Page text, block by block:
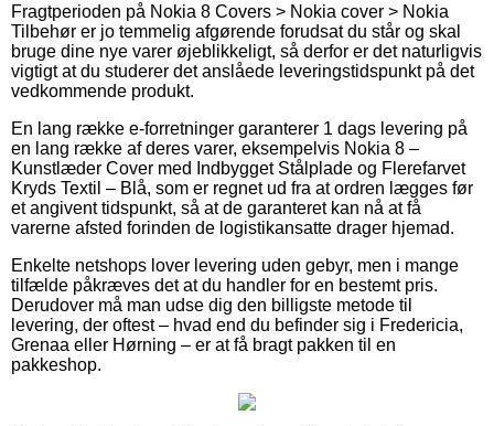
Fragtperioden på Nokia 8 Covers > Nokia cover > Nokia
Tilbehør er jo temmelig afgørende forudsat du står og skal
bruge dine nye varer øjeblikkeligt, så derfor er det naturligvis
vigtigt at du studerer det anslåede leveringstidspunkt på det
vedkommende produkt.
En lang række e-forretninger garanterer 1 dags levering på
en lang række af deres varer, eksempelvis Nokia 8 –
Kunstlæder Cover med Indbygget Stålplade og Flerefarvet
Kryds Textil – Blå, som er regnet ud fra at ordren lægges før
et angivent tidspunkt, så at de garanteret kan nå at få
varerne afsted forinden de logistikansatte drager hjemad.
Enkelte netshops lover levering uden gebyr, men i mange
tilfælde påkræves det at du handler for en bestemt pris.
Derudover må man udse dig den billigste metode til
levering, der oftest – hvad end du befinder sig i Fredericia,
Grenaa eller Hørning – er at få bragt pakken til en
pakkeshop.